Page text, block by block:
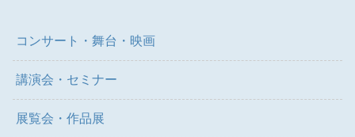
コンサート・舞台・映画
講演会・セミナー
展覧会・作品展